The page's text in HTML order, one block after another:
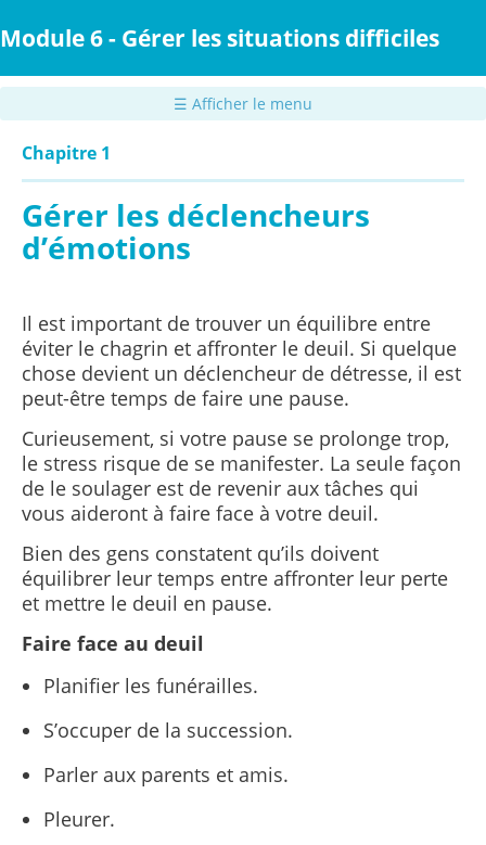
au
principal
Module 6 - Gérer les situations difficiles
☰ Afficher le menu
Chapitre 1
Gérer les déclencheurs
d’émotions
Il est important de trouver un équilibre entre
éviter le chagrin et affronter le deuil. Si quelque
chose devient un déclencheur de détresse, il est
peut-être temps de faire une pause.
Curieusement, si votre pause se prolonge trop,
le stress risque de se manifester. La seule façon
de le soulager est de revenir aux tâches qui
vous aideront à faire face à votre deuil.
Bien des gens constatent qu’ils doivent
équilibrer leur temps entre affronter leur perte
et mettre le deuil en pause.
Faire face au deuil
Planifier les funérailles.
S’occuper de la succession.
Parler aux parents et amis.
Pleurer.